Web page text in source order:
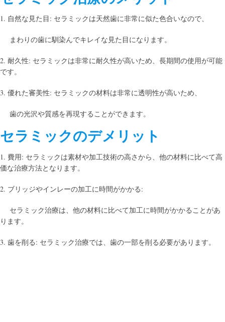
1. 自然な見た目: セラミックは天然歯に非常に似た色合いなので、
まわりの歯に馴染んでキレイな見た目になります。
2. 耐久性: セラミックは非常に耐久性が高いため、長期間の使用が可能
です。
3. 優れた審美性: セラミックの材料は非常に透明性が高いため、
歯の光沢や質感を再現することができます。
セラミックのデメリット
1. 費用: セラミックは素材や加工技術の高さから、他の材料に比べて高
価な治療方法となります。
2. ブリッジやインレーの加工に時間がかかる:
セラミック治療は、他の材料に比べて加工に時間がかかることがあ
ります。
3. 歯を削る: セラミック治療では、歯の一部を削る必要があります。